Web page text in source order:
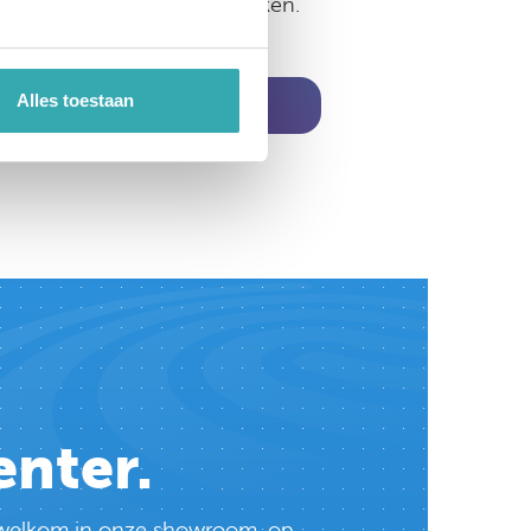
Alles toestaan
meer informatie